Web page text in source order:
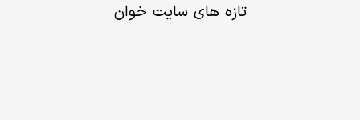
تازه های سایت خوان